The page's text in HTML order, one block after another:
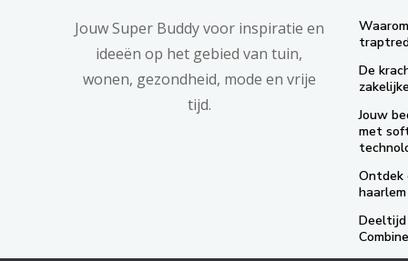
Jouw Super Buddy voor inspiratie en
ideeën op het gebied van tuin,
wonen, gezondheid, mode en vrije
tijd.
De
Jouw
met
Ontdek
Deeltijd